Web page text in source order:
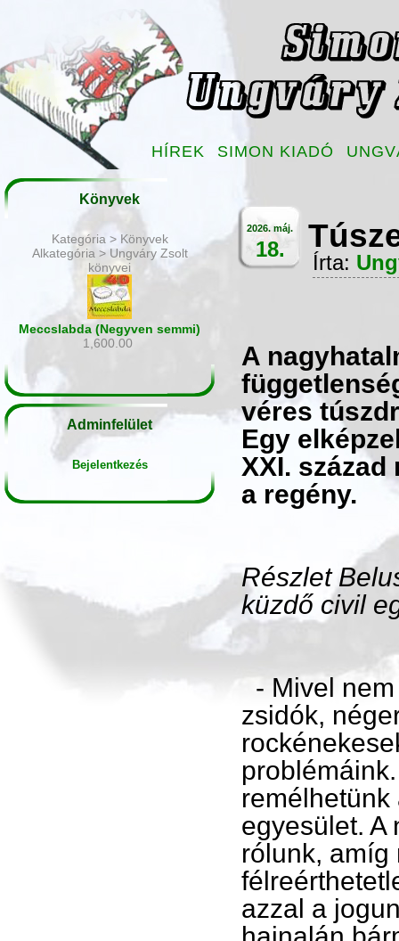
HÍREK SIMON KIADÓ
Könyvek
Kategória > Könyvek
Alkategória > Ungváry Zsolt
könyvei
Meccslabda (Negyven semmi)
1,600.00
Adminfelület
Bejelentkezés
2026. máj.
18.
Írta:
A
véres
Egy
XXI.
a regény.
Részlet
küzdő civil
- Mivel
zsidók,
egyesület. A
rólunk, amíg
azzal a